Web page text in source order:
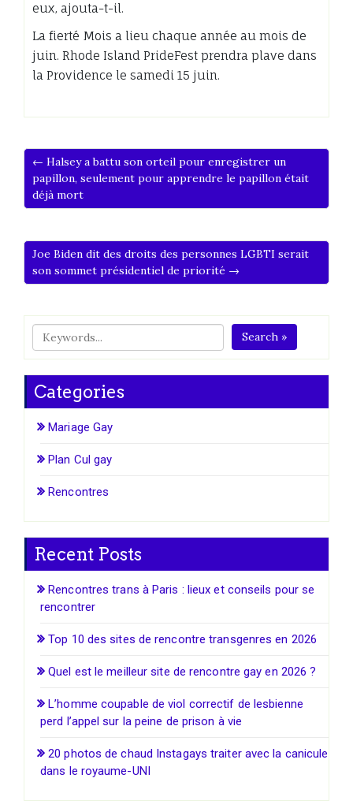
eux, ajouta-t-il.
La fierté Mois a lieu chaque année au mois de
juin. Rhode Island PrideFest prendra plave dans
la Providence le samedi 15 juin.
← Halsey a battu son orteil pour enregistrer un
papillon, seulement pour apprendre le papillon était
déjà mort
Joe Biden dit des droits des personnes LGBTI serait
son sommet présidentiel de priorité →
Search »
Categories
Mariage Gay
Plan Cul gay
Rencontres
Recent Posts
Rencontres trans à Paris : lieux et conseils pour se
rencontrer
Top 10 des sites de rencontre transgenres en 2026
Quel est le meilleur site de rencontre gay en 2026 ?
L’homme coupable de viol correctif de lesbienne
perd l’appel sur la peine de prison à vie
20 photos de chaud Instagays traiter avec la canicule
dans le royaume-UNI